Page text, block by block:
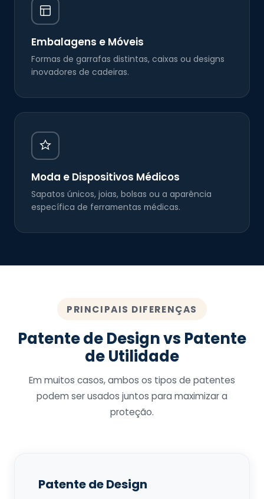
Embalagens e Móveis
Formas de garrafas distintas, caixas ou designs
inovadores de cadeiras.
Moda e Dispositivos Médicos
Sapatos únicos, joias, bolsas ou a aparência
específica de ferramentas médicas.
PRINCIPAIS DIFERENÇAS
Patente de Design vs Patente
de Utilidade
Em muitos casos, ambos os tipos de patentes
podem ser usados juntos para maximizar a
proteção.
Patente de Design